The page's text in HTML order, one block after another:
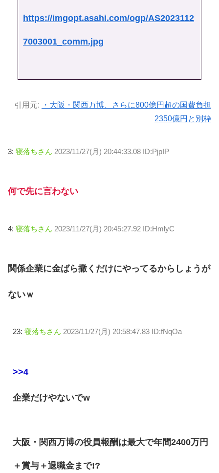
https://imgopt.asahi.com/ogp/AS2023112
7003001_comm.jpg
引用元:
・大阪・関西万博、さらに800億円超の国費負担
2350億円と別枠
3: 寝落ちさん 2023/11/27(月) 20:44:33.08 ID:PjpIP
何で先に言わない
4: 寝落ちさん 2023/11/27(月) 20:45:27.92 ID:HmlyC
関係企業に金ばら撒くだけにやってるからしょうが
ないｗ
23: 寝落ちさん 2023/11/27(月) 20:58:47.83 ID:fNqOa
>>4
企業だけやないでw
大阪・関西万博の役員報酬は最大で年間2400万円
＋賞与＋退職金まで!?